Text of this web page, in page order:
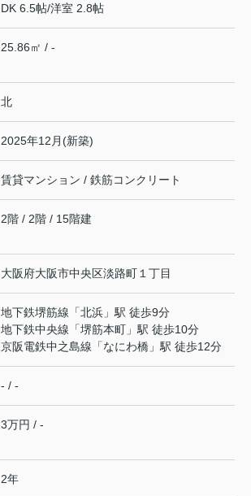
DK 6.5帖/洋室 2.8帖
25.86㎡ / -
北
2025年12月(新築)
賃貸マンション / 鉄筋コンクリート
2階 / 2階 / 15階建
大阪府大阪市中央区淡路町１丁目
地下鉄堺筋線 「北浜 」駅 徒歩9分
地下鉄中央線 「堺筋本町 」駅 徒歩10分
京阪電鉄中之島線 「なにわ橋 」駅 徒歩12分
- / -
3万円 / -
2年